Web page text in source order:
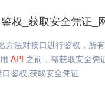
权_获取安全凭证_
方法对接口进行鉴权，所
API 之前，需获取安全
鉴权,获取安全凭证